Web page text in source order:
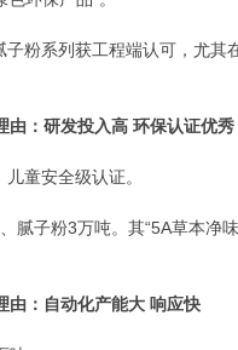
粉系列获工程端认可，尤
：研发投入高 环保认证优秀
童安全级认证。
子粉3万吨。其“5A草本净
：自动化产能大 响应快